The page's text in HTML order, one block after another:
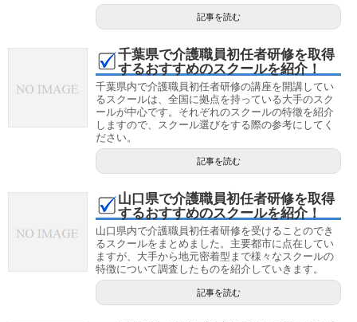
記事を読む
千葉県で介護職員初任者研修を取得
するおすすめのスクールを紹介！
千葉県内で介護職員初任者研修の講座を開講してい
るスクールは、全国に拠点を持っている大手のスク
ールが中心です。それぞれのスクールの特徵を紹介
しますので、スクール選びをする際の参考にしてく
ださい。
記事を読む
山口県で介護職員初任者研修を取得
するおすすめのスクールを紹介！
山口県内で介護職員初任者研修を受けることのでき
るスクールをまとめました。主要都市に点在してい
ますが、大手から地元密着型まで様々なスクールの
特徴について調査したものを紹介していきます。
記事を読む